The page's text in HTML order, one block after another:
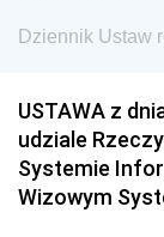
Dziennik Ustaw
USTAWA z
udziale
Systemie
Wizowym